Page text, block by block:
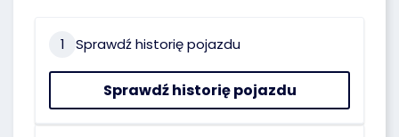
1 Sprawdź historię pojazdu
Sprawdź historię pojazdu